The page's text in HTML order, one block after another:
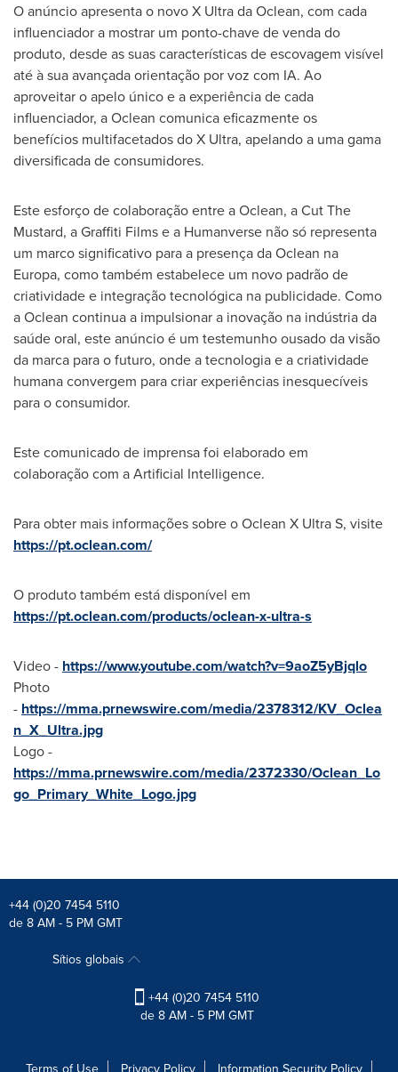
O anúncio apresenta o novo X Ultra da Oclean, com cada
influenciador a mostrar um ponto-chave de venda do
produto, desde as suas características de escovagem visível
até à sua avançada orientação por voz com IA. Ao
aproveitar o apelo único e a experiência de cada
influenciador, a Oclean comunica eficazmente os
benefícios multifacetados do X Ultra, apelando a uma gama
diversificada de consumidores.
Este esforço de colaboração entre a Oclean, a Cut The
Mustard, a Graffiti Films e a Humanverse não só representa
um marco significativo para a presença da Oclean na
Europa, como também estabelece um novo padrão de
criatividade e integração tecnológica na publicidade. Como
a Oclean continua a impulsionar a inovação na indústria da
saúde oral, este anúncio é um testemunho ousado da visão
da marca para o futuro, onde a tecnologia e a criatividade
humana convergem para criar experiências inesquecíveis
para o consumidor.
Este comunicado de imprensa foi elaborado em
colaboração com a Artificial Intelligence.
Para obter mais informações sobre o Oclean X Ultra S, visite
https://pt.oclean.com/
O produto também está disponível em
https://pt.oclean.com/products/oclean-x-ultra-s
Video - https://www.youtube.com/watch?v=9aoZ5yBjqlo
Photo
- https://mma.prnewswire.com/media/2378312/KV_Oclea
n_X_Ultra.jpg
Logo -
https://mma.prnewswire.com/media/2372330/Oclean_Lo
go_Primary_White_Logo.jpg
+44 (0)20 7454 5110
de 8 AM - 5 PM GMT
Sítios globais
+44 (0)20 7454 5110
de 8 AM - 5 PM GMT